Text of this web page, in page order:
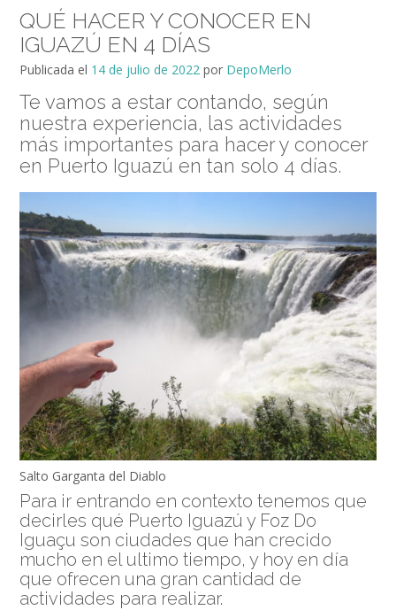
QUÉ HACER Y CONOCER EN
IGUAZÚ EN 4 DÍAS
Publicada el 14 de julio de 2022 por DepoMerlo
Te vamos a estar contando, según
nuestra experiencia, las actividades
más importantes para hacer y conocer
en Puerto Iguazú en tan solo 4 días.
Salto Garganta del Diablo
Para ir entrando en contexto tenemos que
decirles qué Puerto Iguazú y Foz Do
Iguaçu son ciudades que han crecido
mucho en el ultimo tiempo, y hoy en día
que ofrecen una gran cantidad de
actividades para realizar.